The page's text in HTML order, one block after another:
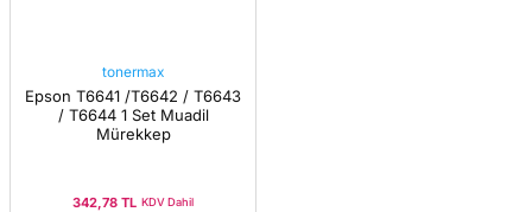
tonermax
Epson T6641 /T6642 / T6643
/ T6644 1 Set Muadil
Mürekkep
342,78 TL KDV Dahil